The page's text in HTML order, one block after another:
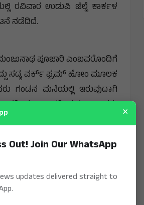
ರವಿವಾರ ಉಡುಪಿ ಜಿಲ್ಲೆ ಕಾರ್ಕಳ
ನಡೆದಿದೆ.
ಮಂಜುನಾಥ ಪೂಜಾರಿ ಎಂಬವರೊಂದಿಗೆ
ಸದ್ಯ ವರ್ಕ್ ಫ್ರಮ್ ಹೋಂ ಮೂಲಕ
ಗಂಡನ ಮನೆಯಲ್ಲಿ ಇರುವುದಾಗಿ
ಇದರಿಂದ ಕುಟುಂಬಸ್ಥರು
ಚೂಡಿದಾರ ಶಾಲನ್ನು ಕುತ್ತಿಗೆ
ಪ್ರಕರಣ ದಾಖಲಾಗಿದೆ.
×
Out! Join Our WhatsApp
updates delivered straight to